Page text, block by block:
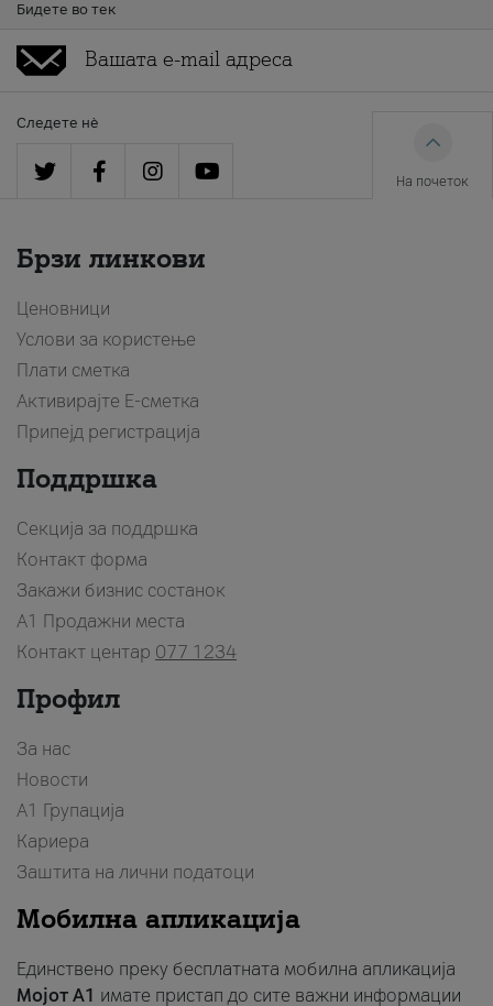
Бидете во тек
Следете нè
На почеток
Брзи линкови
Ценовници
Услови за користење
Плати сметка
Активирајте Е-сметка
Припејд регистрација
Поддршка
Секција за поддршка
Контакт форма
Закажи бизнис состанок
A1 Продажни места
Контакт центар 077 1234
Профил
За нас
Новости
А1 Групација
Кариера
Заштита на лични податоци
Мобилна апликација
Единствено преку бесплатната мобилна апликација
Мојот A1 имате пристап до сите важни информации